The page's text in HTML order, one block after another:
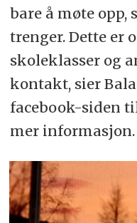
bare å møte opp,
trenger. Dette er
skoleklasser og
kontakt, sier
facebook-siden
mer informasjon.